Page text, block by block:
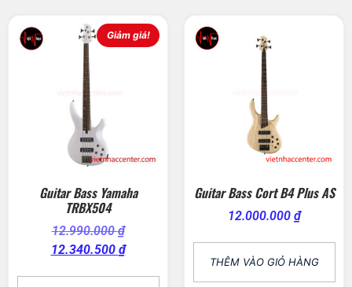
Giảm giá!
Guitar Bass Yamaha
TRBX504
12.990.000₫
12.340.500 ₫
Guitar Bass Cort B4 Plus AS
12.000.000 ₫
THÊM VÀO GIỎ HÀNG